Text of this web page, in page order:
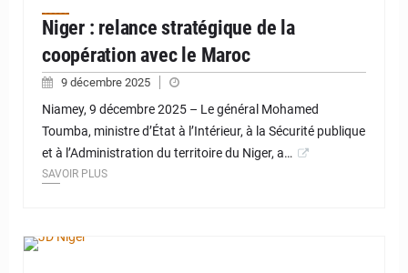
Niger : relance stratégique de la
coopération avec le Maroc
9 décembre 2025
Niamey, 9 décembre 2025 – Le général Mohamed
Toumba, ministre d’État à l’Intérieur, à la Sécurité publique
et à l’Administration du territoire du Niger, a…
SAVOIR PLUS